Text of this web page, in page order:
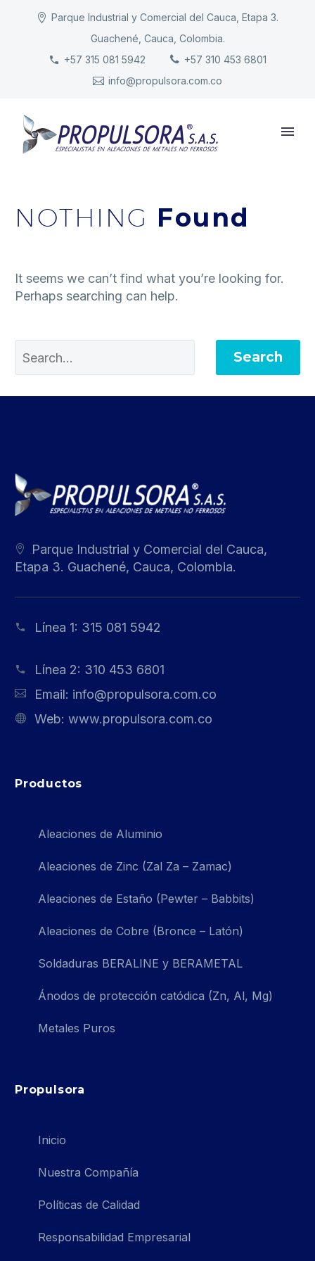
Parque Industrial y Comercial del Cauca, Etapa 3.
Guachené, Cauca, Colombia.
+57 315 081 5942
+57 310 453 6801
info@propulsora.com.co
INICIO
PRODUCTOS
NOTHING Found
It seems we can’t find what you’re looking for.
Perhaps searching can help.
Search
Parque Industrial y Comercial del Cauca,
Etapa 3. Guachené, Cauca, Colombia.
Línea 1: 315 081 5942
Línea 2: 310 453 6801
Email: info@propulsora.com.co
Web: www.propulsora.com.co
Productos
Aleaciones de Aluminio
Aleaciones de Zinc (Zal Za – Zamac)
Aleaciones de Estaño (Pewter – Babbits)
Aleaciones de Cobre (Bronce – Latón)
Soldaduras BERALINE y BERAMETAL
Ánodos de protección catódica (Zn, Al, Mg)
Metales Puros
Propulsora
Inicio
Nuestra Compañía
Políticas de Calidad
Responsabilidad Empresarial